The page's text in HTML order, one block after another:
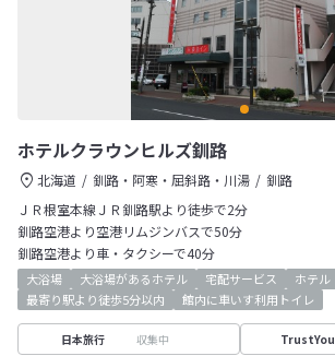
ホテルクラウンヒルズ釧路
北海道 釧路・阿寒・屈斜路・川湯
釧路
ＪＲ根室本線ＪＲ釧路駅より徒歩で2分
釧路空港より空港リムジンバスで50分
釧路空港より車・タクシーで40分
大浴場 大浴場があるホテル 宅配サービス ホテル
最寄り駅より徒歩5分以内
館内に車いす利用トイレ
日本旅行 収集中 TrustYou